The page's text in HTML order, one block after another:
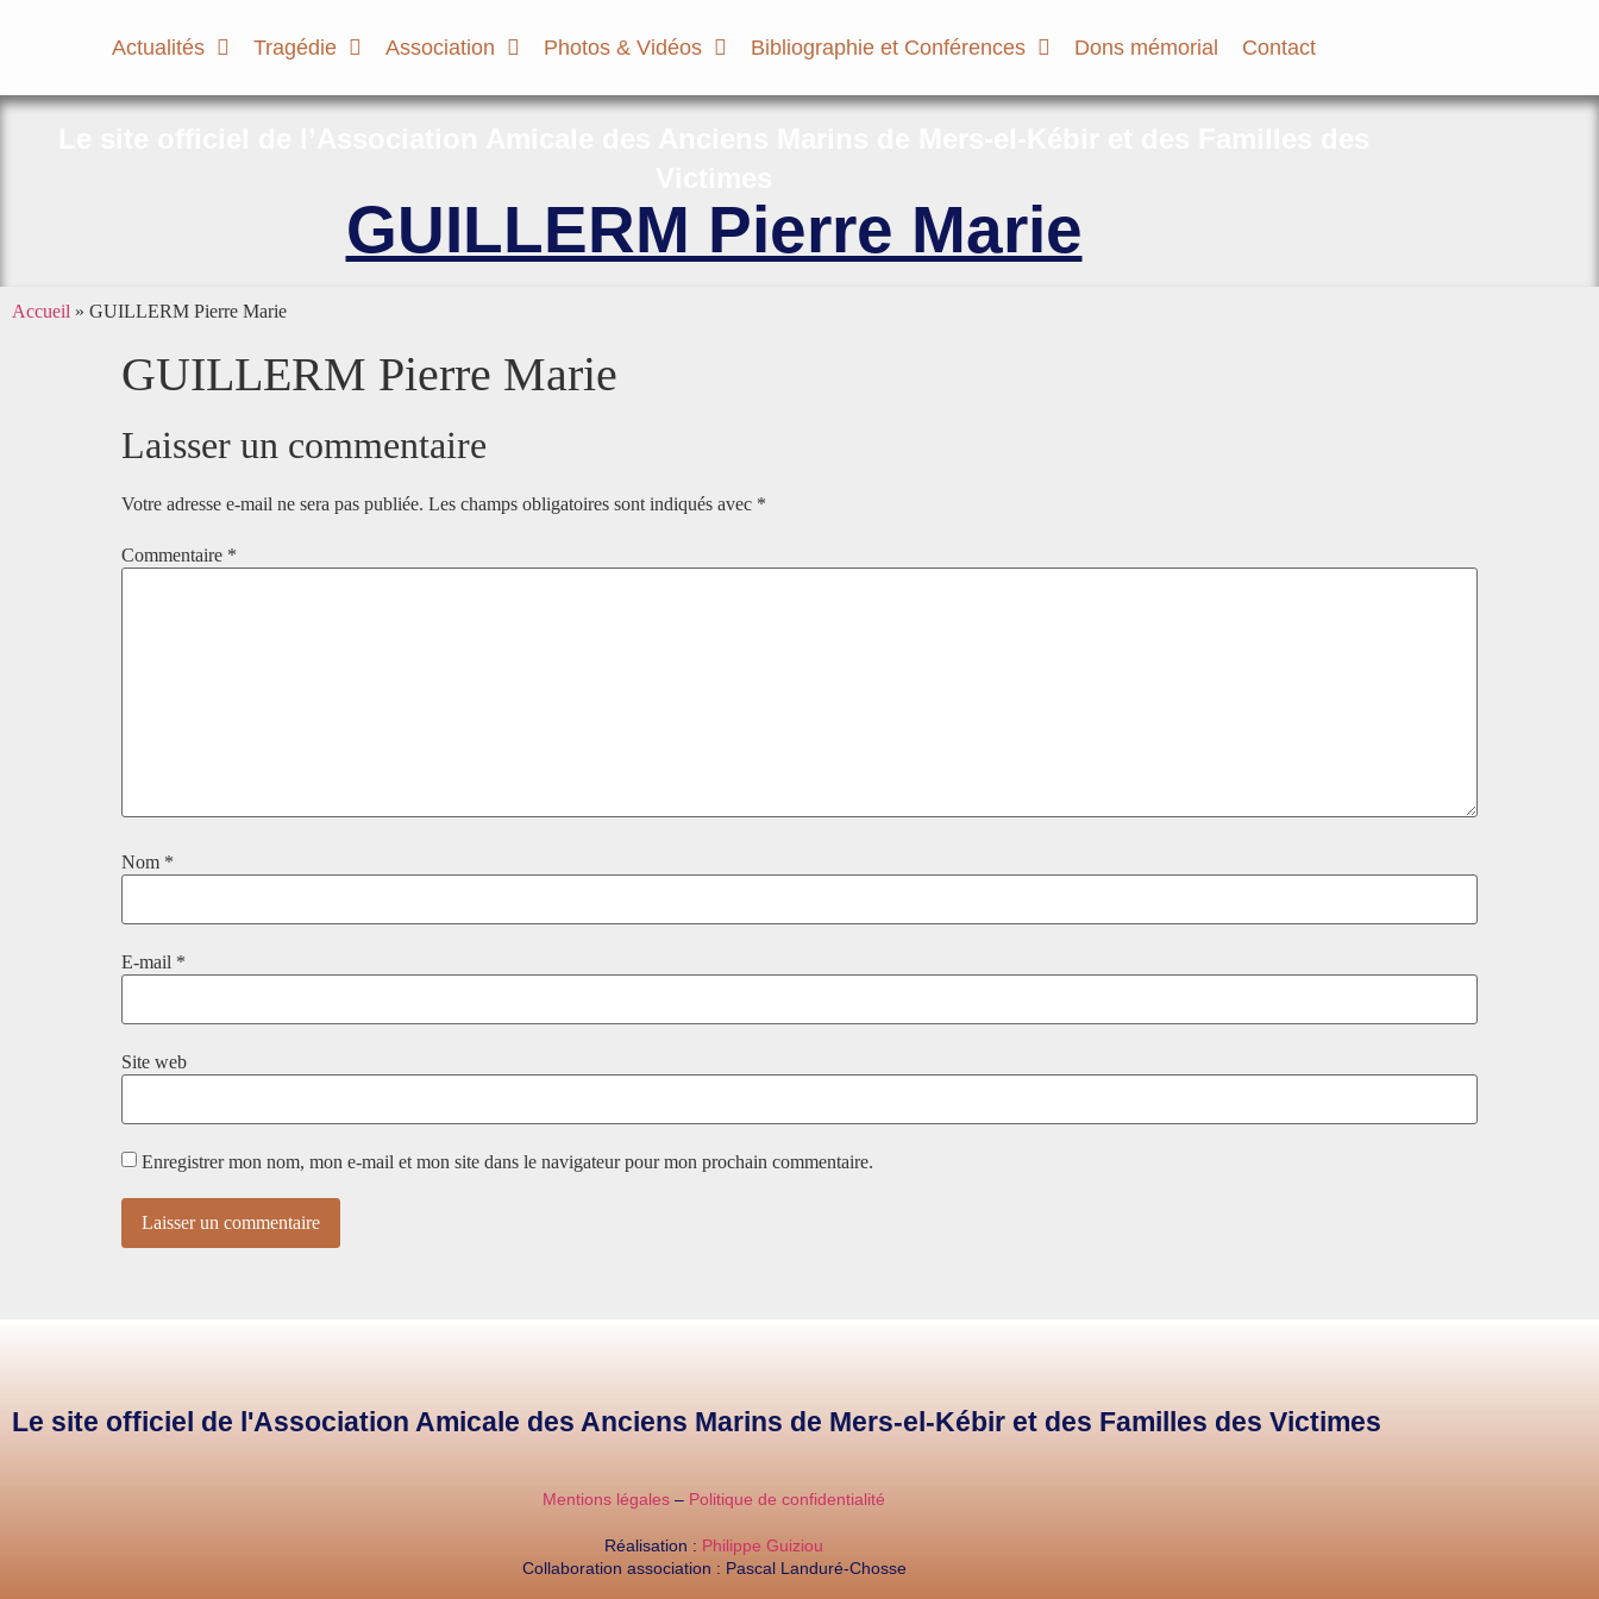
Actualités Tragédie Association Photos & Vidéos Bibliographie et Conférences Dons mémorial Contact
GUILLERM Pierre Marie
Accueil » GUILLERM Pierre Marie
GUILLERM Pierre Marie
Laisser un commentaire
Votre adresse e-mail ne sera pas publiée. Les champs obligatoires sont indiqués avec *
Commentaire *
Nom *
E-mail *
Site web
Enregistrer mon nom, mon e-mail et mon site dans le navigateur pour mon prochain commentaire.
Le site officiel de l'Association Amicale des Anciens Marins de Mers-el-Kébir et des Familles des Victimes
Mentions légales – Politique de confidentialité
Réalisation : Philippe Guiziou
Collaboration association : Pascal Landuré-Chosse